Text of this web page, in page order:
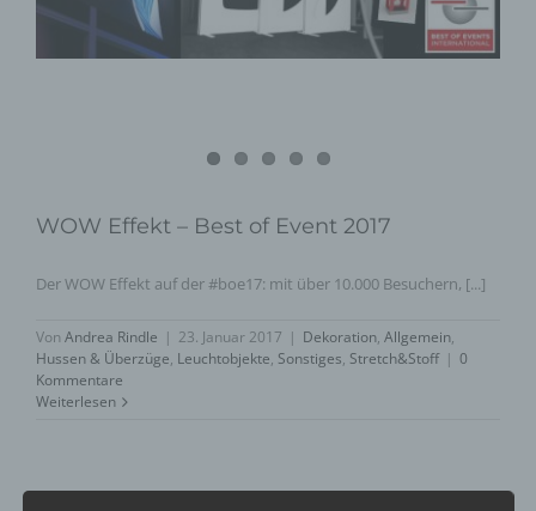
WOW Effekt – Best of Event 2017
Der WOW Effekt auf der #boe17: mit über 10.000 Besuchern, [...]
Von Andrea Rindle | 23. Januar 2017 | Dekoration, Allgemein,
Hussen & Überzüge, Leuchtobjekte, Sonstiges, Stretch&Stoff | 0
Kommentare
Weiterlesen